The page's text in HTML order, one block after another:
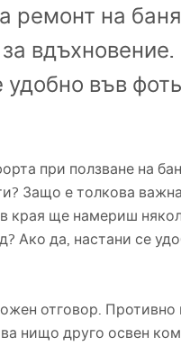
ремонт на
вдъхновение.
удобно във
при ползване на
Защо е толкова
края ще намериш
Ако да, настани се
отговор. Противно
нищо друго освен